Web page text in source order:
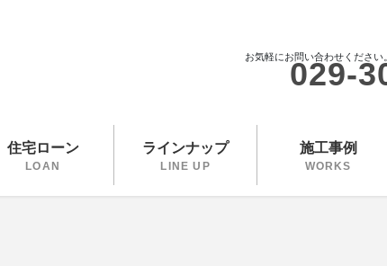
お気軽にお問い合わせください
029-
住宅ローン
LOAN
ラインナップ
LINE UP
施工事例
WORKS